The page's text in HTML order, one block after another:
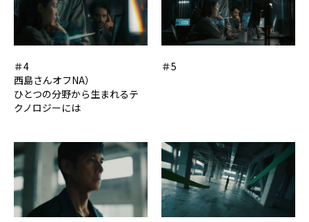
＃4
西島さんオフNA）
ひとつの分野から生まれるテ
クノロジーには
＃5